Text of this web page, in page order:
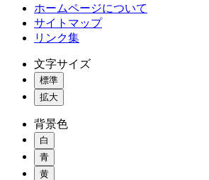
ホームページについて
サイトマップ
リンク集
文字サイズ
標準
拡大
背景色
白
青
黄